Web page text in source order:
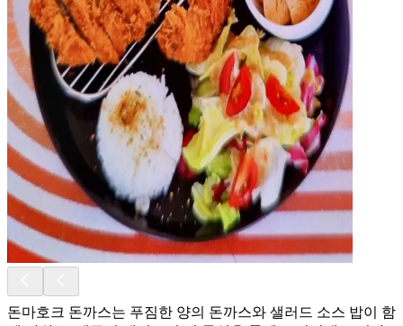
돈마호크 돈까스는 푸짐한 양의 돈까스와 샐러드 소스 밥이 함